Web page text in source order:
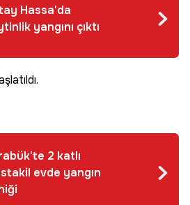
Hassa'da
yangını çıktı
2 katlı
evde yangın